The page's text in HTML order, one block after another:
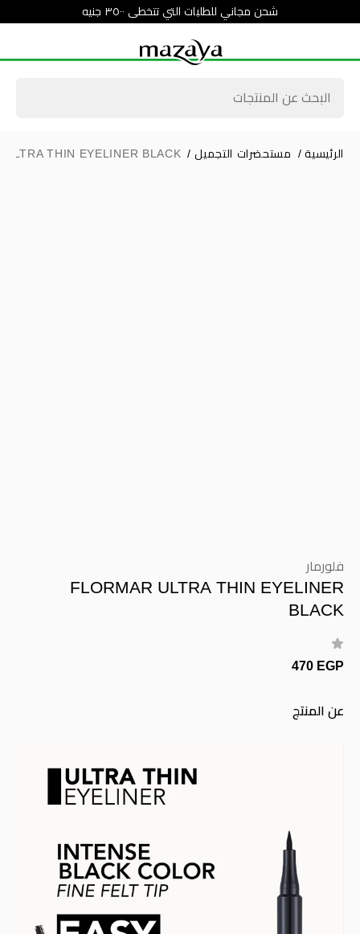
شحن مجاني للطلبات التي تتخطى ٣٥٠٠ جنيه
الرئيسية / مستحضرات التجميل /
ULTRA THIN EYELINER BLACK
فلورمار
FLORMAR ULTRA THIN EYELINER
BLACK
470 EGP
عن المنتج